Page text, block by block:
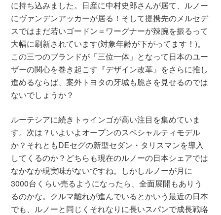
に持ち込みました。日産に中村史郎さんが居て、ルノー
にヴァンデンアッカーが居る！そして提携先のメルセデ
スではまだ若いゴードン＝ワーグナーが辣腕を振るって
大幅に刷新されています(対象年齢が下がってます！)。
この三つのブランドが「三位一体」となって日本のユー
ザーの関心を巻き起こす『デザイン改革』をさらに推し
進めるならば、案外トヨタの牙城も脆さを見せるのでは
ないでしょうか？
ルーテシアに続きトゥインゴが高い注目を集めていま
す。次は？いよいよオープンのスペシャルティモデル
か？それともDEセグの新型セダン・タリスマンを導入
してくるのか？どちらも現在のルノーの日本シェアでは
なかなか現実味がないですね。しかしルノーが月に
3000台くらい売るようになったら、全面展開もありう
るのかな。クルマ離れが進んでいるとかいう最近の日本
でも、ルノーと同じくそれなりに長いスパンで成長戦略